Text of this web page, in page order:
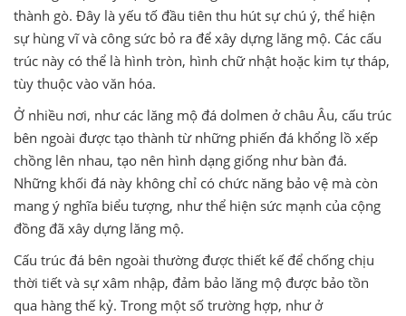
thành gò. Đây là yếu tố đầu tiên thu hút sự chú ý, thể hiện
sự hùng vĩ và công sức bỏ ra để xây dựng lăng mộ. Các cấu
trúc này có thể là hình tròn, hình chữ nhật hoặc kim tự tháp,
tùy thuộc vào văn hóa.
Ở nhiều nơi, như các lăng mộ đá dolmen ở châu Âu, cấu trúc
bên ngoài được tạo thành từ những phiến đá khổng lồ xếp
chồng lên nhau, tạo nên hình dạng giống như bàn đá.
Những khối đá này không chỉ có chức năng bảo vệ mà còn
mang ý nghĩa biểu tượng, như thể hiện sức mạnh của cộng
đồng đã xây dựng lăng mộ.
Cấu trúc đá bên ngoài thường được thiết kế để chống chịu
thời tiết và sự xâm nhập, đảm bảo lăng mộ được bảo tồn
qua hàng thế kỷ. Trong một số trường hợp, như ở